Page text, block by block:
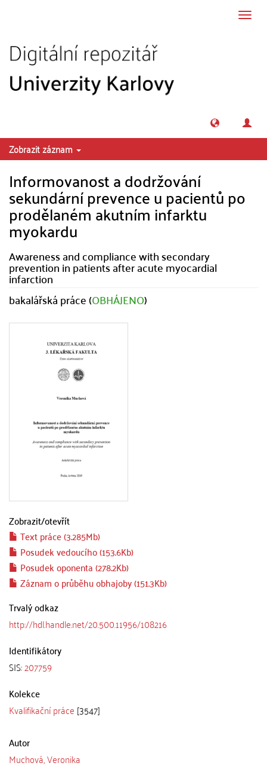
Zobrazit záznam
Informovanost a dodržování
sekundární prevence u pacientů po
prodělaném akutním infarktu
myokardu
Awareness and compliance with secondary
prevention in patients after acute myocardial
infarction
bakalářská práce (OBHÁJENO)
Zobrazit/otevřít
Text práce (3.285Mb)
Posudek vedoucího (153.6Kb)
Posudek oponenta (278.2Kb)
Záznam o průběhu obhajoby (151.3Kb)
Trvalý odkaz
http://hdl.handle.net/20.500.11956/108216
Identifikátory
SIS:207759
Kolekce
Kvalifikační práce [3547]
Autor
Muchová, Veronika